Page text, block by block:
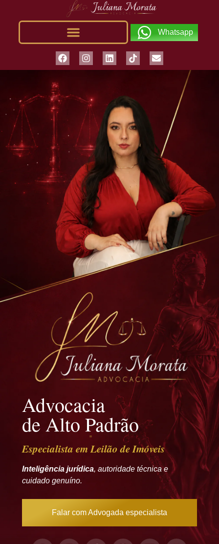
Whatsapp
Advocacia
de Alto Padrão
Especialista em Leilão de Imóveis
Inteligência jurídica, autoridade técnica e
cuidado genuíno.
Falar com Advogada especialista